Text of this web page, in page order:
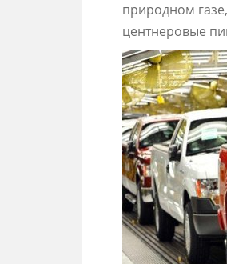
природном
центнеровые